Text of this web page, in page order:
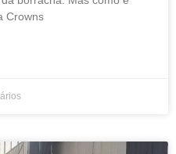
Crowns